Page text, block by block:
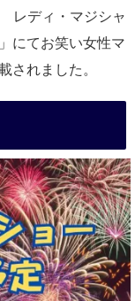
レディ・マジシャ
にてお笑い女性マ
されました。